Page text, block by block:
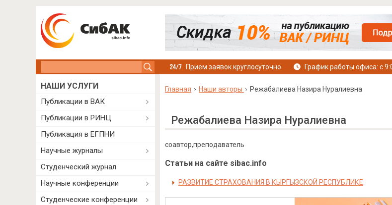
Прием заявок круглосуточно График работы офиса: с
Главная Наши авторы Режабалиева Назира Нуралиевна
Режабалиева Назира Нуралиевна
соавтор,преподаватель
Статьи на сайте sibac.info
РАЗВИТИЕ СТРАХОВАНИЯ В КЫРГЫЗСКОЙ РЕСПУБЛИКЕ
НАШИ УСЛУГИ
Публикации в ВАК
Публикации в РИНЦ
Публикация в ЕГПНИ
Научные журналы
Студенческий журнал
Научные конференции
Студенческие конференции